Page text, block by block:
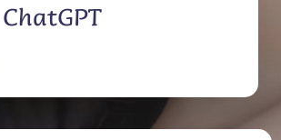
ChatGPT